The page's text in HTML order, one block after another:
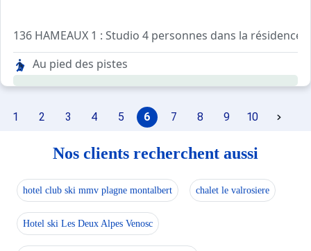
136 HAMEAUX 1 : Studio 4 personnes dans la
- Cuisine séparée : 2 plaques électriques réfrigérateur
- Séjour : 2 canapés lit de 2 personnes. TV
- Salle de bains avec lavabo baignoire WC
Au pied des pistes
1 2 3 4 5 6 7 8 9 10
Nos clients recherchent aussi
hotel club ski mmv plagne montalbert chalet le valrosiere
Hotel ski Les Deux Alpes Venosc